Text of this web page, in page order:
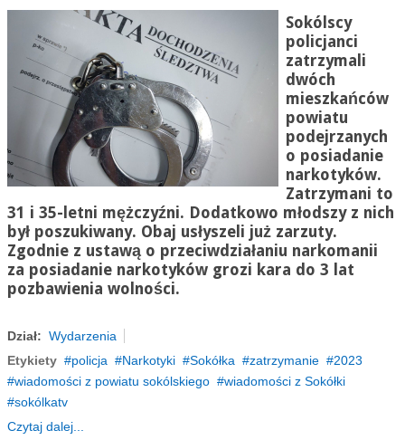
Sokólscy
policjanci
zatrzymali
dwóch
mieszkańców
powiatu
podejrzanych
o posiadanie
narkotyków.
Zatrzymani to
31 i 35-letni mężczyźni. Dodatkowo młodszy z nich
był poszukiwany. Obaj usłyszeli już zarzuty.
Zgodnie z ustawą o przeciwdziałaniu narkomanii
za posiadanie narkotyków grozi kara do 3 lat
pozbawienia wolności.
Dział: Wydarzenia
Etykiety
policja Narkotyki Sokółka zatrzymanie
2023
wiadomości z powiatu sokólskiego
wiadomości z Sokółki
sokólkatv
Czytaj dalej...